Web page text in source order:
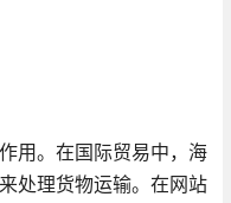
用。在国际贸易中，海
处理货物运输。在网站